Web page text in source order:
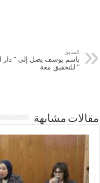
السابق
باسم يوسف يصل إلى ” دار
” للتحقيق معة
مقالات مشابهة